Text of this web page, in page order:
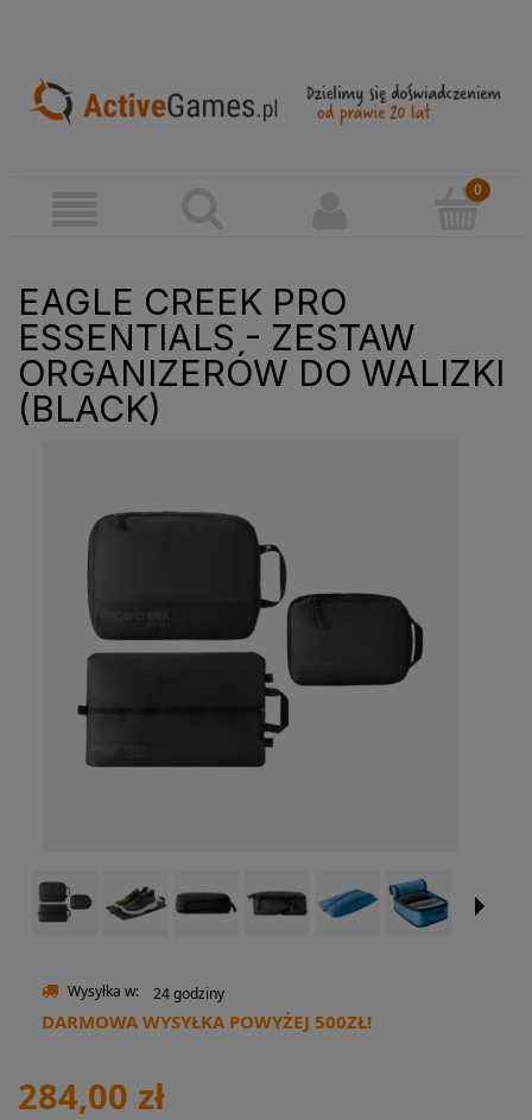
EAGLE CREEK PRO
ESSENTIALS - ZESTAW
ORGANIZERÓW DO WALIZKI
(BLACK)
Wysyłka w: 24 godziny
DARMOWA WYSYŁKA POWYŻEJ 500ZŁ!
284,00 zł